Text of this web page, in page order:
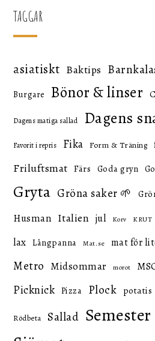
TAGGAR
asiatiskt Baktips
Burgare Bönor & linser
Dagens matiga sallad Dagens
Favorit i repris Fika Form & Träning
Friluftsmat Färs Goda gryn
Gryta Gröna saker 🌱
Husman Italien jul Korv KRUT
lax Långpanna Mat.se mat för
Metro Midsommar morot
Picknick Pizza Plock potatis
Rödbeta Sallad Semester